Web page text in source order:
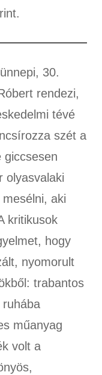
30.
rendezi,
tévé
szét a
giccsesen
olyasvalaki
aki
kritikusok
hogy
nyomorult
trabantos
ruhába
műanyag
volt a